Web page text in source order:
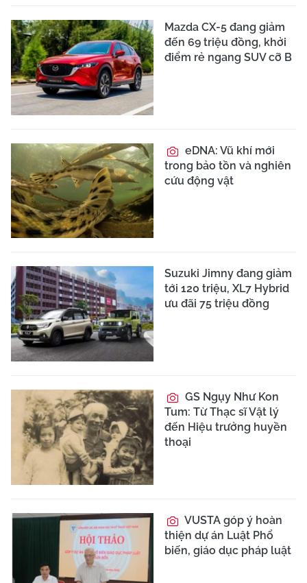
Mazda CX-5 đang giảm
đến 69 triệu đồng, khởi
điểm rẻ ngang SUV cỡ B
eDNA: Vũ khí mới
trong bảo tồn và nghiên
cứu động vật
Suzuki Jimny đang giảm
tới 120 triệu, XL7 Hybrid
ưu đãi 75 triệu đồng
GS Ngụy Như Kon
Tum: Từ Thạc sĩ Vật lý
đến Hiệu trưởng huyền
thoại
VUSTA góp ý hoàn
thiện dự án Luật Phổ
biến, giáo dục pháp luật